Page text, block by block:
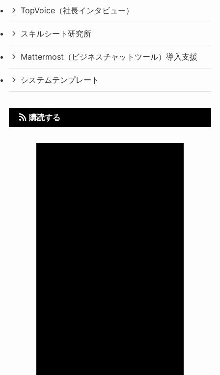
TopVoice（社長インタビュー）
スキルシート研究所
Mattermost（ビジネスチャットツール）導入支援
システムテンプレート
購読する